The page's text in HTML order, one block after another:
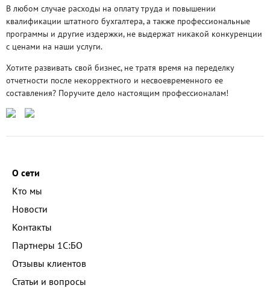
В любом случае расходы на оплату труда и повышении
квалификации штатного бухгалтера, а также профессиональные
программы и другие издержки, не выдержат никакой конкуренции
с ценами на наши услуги.
Хотите развивать свой бизнес, не тратя время на переделку
отчетности после некорректного и несвоевременного ее
составления? Поручите дело настоящим профессионалам!
О сети
Кто мы
Новости
Контакты
Партнеры 1С:БО
Отзывы клиентов
Статьи и вопросы